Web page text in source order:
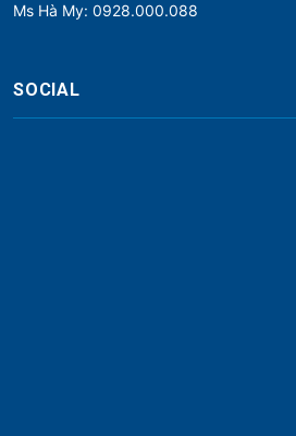
Ms Hà My: 0928.000.088
SOCIAL